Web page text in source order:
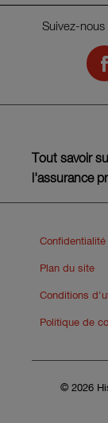
Tout savoir
l'assurance
Suivez-nous
Plan du site
Conditions
Politique de
© 2026